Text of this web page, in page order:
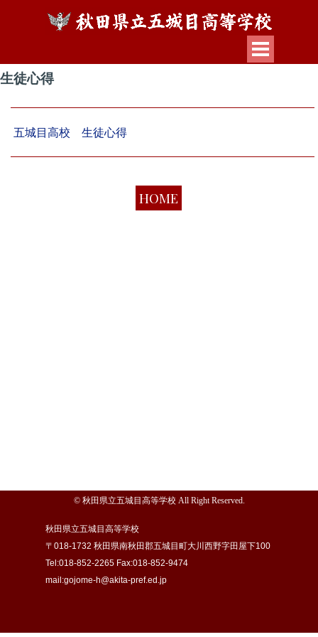
生徒心得
五城目高校 生徒心得
HOME
© 秋田県立五城目高等学校 All Right Reserved.
秋田県立五城目高等学校
〒018-1732 秋田県南秋田郡五城目町大川西野字田屋下100
Tel:018-852-2265 Fax:018-852-9474
mail:gojome-h@akita-pref.ed.jp